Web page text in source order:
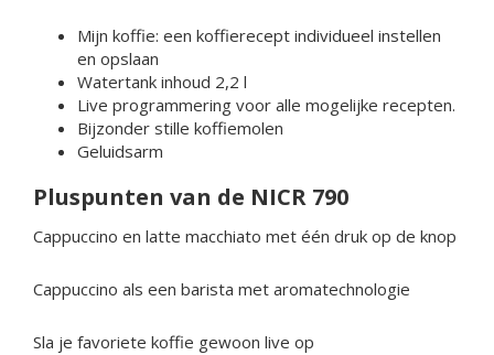
Mijn koffie: een koffierecept individueel instellen
en opslaan
Watertank inhoud 2,2 l
Live programmering voor alle mogelijke recepten.
Bijzonder stille koffiemolen
Geluidsarm
Pluspunten van de NICR 790
Cappuccino en latte macchiato met één druk op de knop
Cappuccino als een barista met aromatechnologie
Sla je favoriete koffie gewoon live op